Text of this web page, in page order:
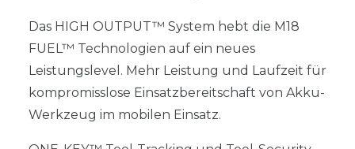
Das HIGH OUTPUT™ System hebt die M18
FUEL™ Technologien auf ein neues
Leistungslevel. Mehr Leistung und Laufzeit für
kompromisslose Einsatzbereitschaft von Akku-
Werkzeug im mobilen Einsatz.